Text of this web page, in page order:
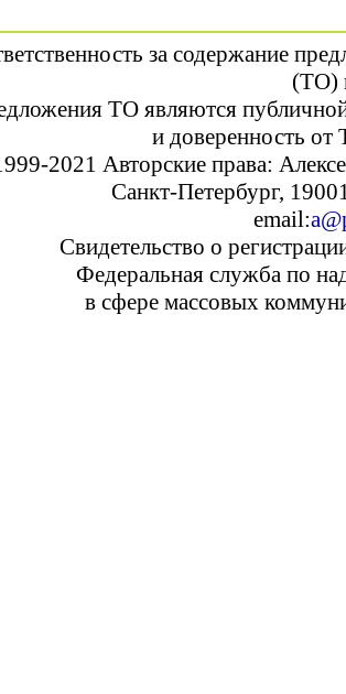
за содержание
(ТО)
ТО являются
и доверенность от
2021 Авторские права:
Санкт-Петербург,
email:
Свидетельство о
Федеральная служба по
в сфере массовых